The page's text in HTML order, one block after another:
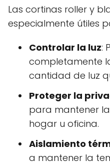
Las cortinas roller y
especialmente útiles
Controlar la luz:
completamente
cantidad de luz
Proteger la
para mantener
hogar u oficina.
Aislamiento
a mantener la